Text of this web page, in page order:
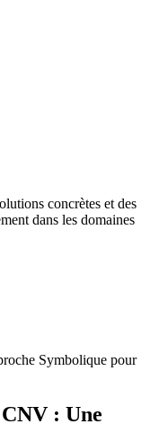
concrètes et des
dans les domaines
Symbolique pour
: Une